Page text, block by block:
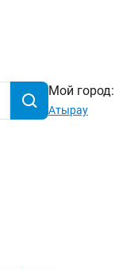
Мой город:
Атырау